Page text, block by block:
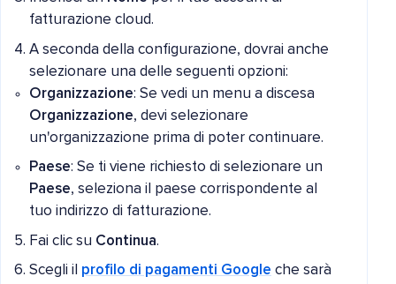
fatturazione cloud.
A seconda della configurazione, dovrai anche
selezionare una delle seguenti opzioni:
Organizzazione: Se vedi un menu a discesa
Organizzazione, devi selezionare
un'organizzazione prima di poter continuare.
Paese: Se ti viene richiesto di selezionare un
Paese, seleziona il paese corrispondente al
tuo indirizzo di fatturazione.
Fai clic su Continua.
Scegli il profilo di pagamenti Google che sarà